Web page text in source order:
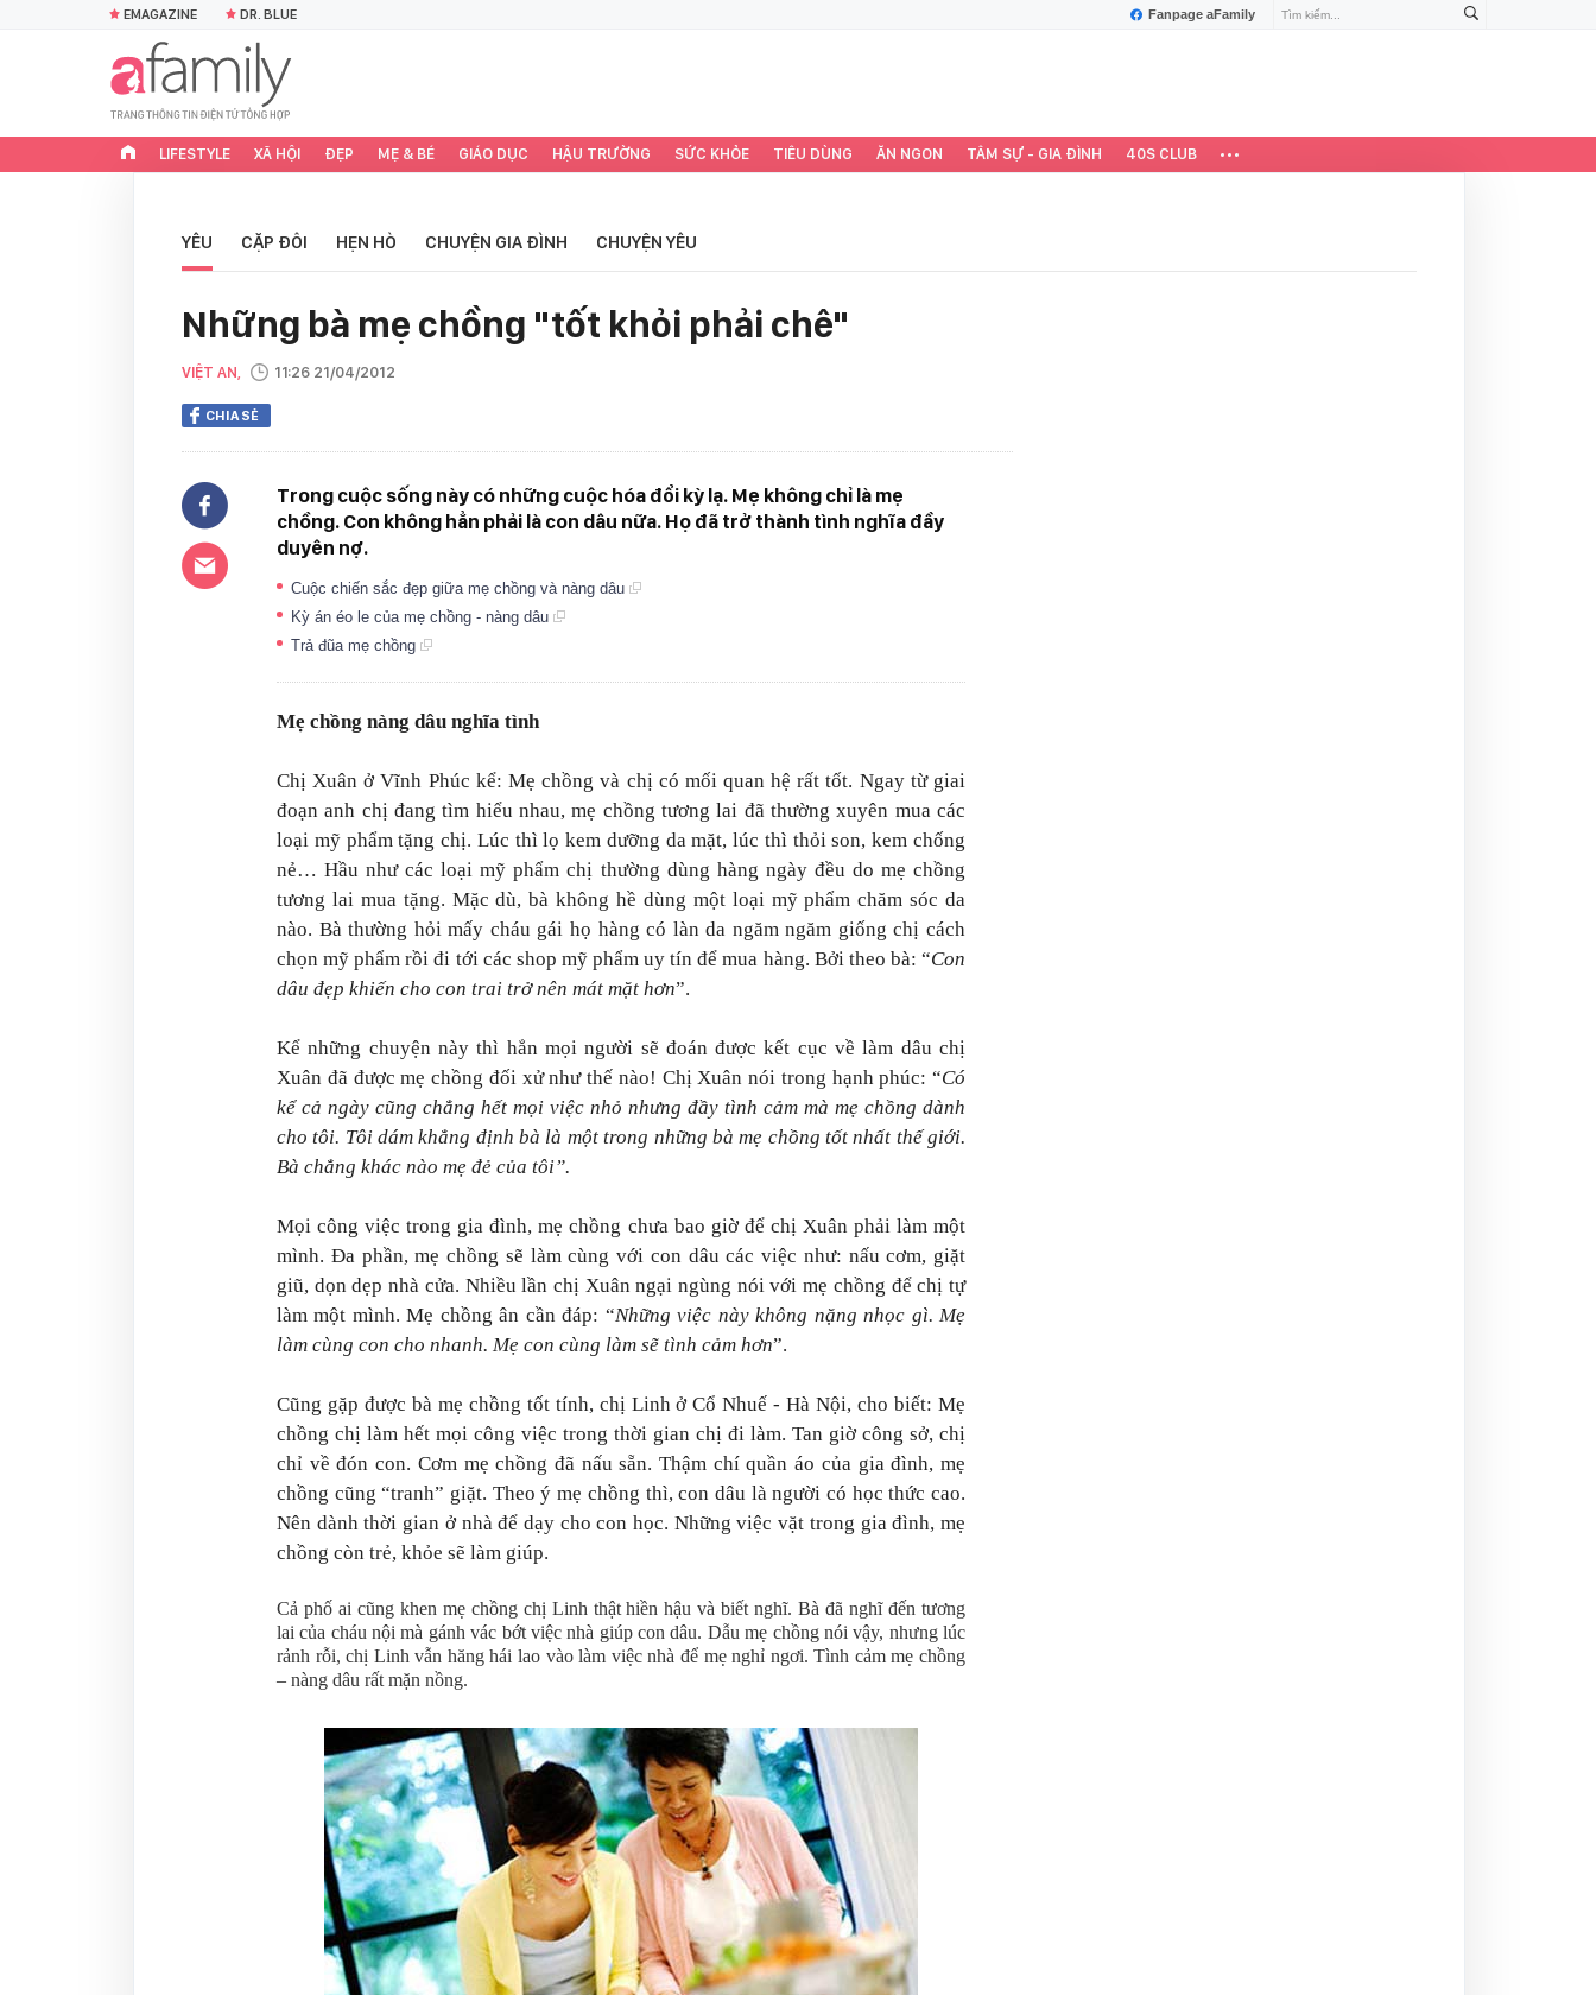
Fanpage aFamily
EMAGAZINE DR. BLUE
LIFESTYLE XÃ HỘI ĐẸP MẸ & BÉ GIÁO DỤC HẬU TRƯỜNG SỨC KHỎE TIÊU DÙNG ĂN NGON TÂM SỰ - GIA ĐÌNH 40S CLUB
YÊU CẶP ĐÔI HẸN HÒ CHUYỆN GIA ĐÌNH CHUYỆN YÊU
Những bà mẹ chồng "tốt khỏi phải chê"
VIỆT AN, 11:26 21/04/2012
CHIA SẺ
Trong cuộc sống này có những cuộc hóa đổi kỳ lạ. Mẹ không chỉ là mẹ
chồng. Con không hẳn phải là con dâu nữa. Họ đã trở thành tình nghĩa đầy
duyên nợ.
Cuộc chiến sắc đẹp giữa mẹ chồng và nàng dâu
Kỳ án éo le của mẹ chồng - nàng dâu
Trả đũa mẹ chồng
Mẹ chồng nàng dâu nghĩa tình
Chị Xuân ở Vĩnh Phúc kể: Mẹ chồng và chị có mối quan hệ rất tốt. Ngay từ giai
đoạn anh chị đang tìm hiểu nhau, mẹ chồng tương lai đã thường xuyên mua các
loại mỹ phẩm tặng chị. Lúc thì lọ kem dưỡng da mặt, lúc thì thỏi son, kem chống
nẻ… Hầu như các loại mỹ phẩm chị thường dùng hàng ngày đều do mẹ chồng
tương lai mua tặng. Mặc dù, bà không hề dùng một loại mỹ phẩm chăm sóc da
nào. Bà thường hỏi mấy cháu gái họ hàng có làn da ngăm ngăm giống chị cách
chọn mỹ phẩm rồi đi tới các shop mỹ phẩm uy tín để mua hàng. Bởi theo bà: “Con
dâu đẹp khiến cho con trai trở nên mát mặt hơn”.
Kể những chuyện này thì hẳn mọi người sẽ đoán được kết cục về làm dâu chị
Xuân đã được mẹ chồng đối xử như thế nào! Chị Xuân nói trong hạnh phúc: “Có
kể cả ngày cũng chẳng hết mọi việc nhỏ nhưng đầy tình cảm mà mẹ chồng dành
cho tôi. Tôi dám khẳng định bà là một trong những bà mẹ chồng tốt nhất thế giới.
Bà chẳng khác nào mẹ đẻ của tôi”.
Mọi công việc trong gia đình, mẹ chồng chưa bao giờ để chị Xuân phải làm một
mình. Đa phần, mẹ chồng sẽ làm cùng với con dâu các việc như: nấu cơm, giặt
giũ, dọn dẹp nhà cửa. Nhiều lần chị Xuân ngại ngùng nói với mẹ chồng để chị tự
làm một mình. Mẹ chồng ân cần đáp: “Những việc này không nặng nhọc gì. Mẹ
làm cùng con cho nhanh. Mẹ con cùng làm sẽ tình cảm hơn”.
Cũng gặp được bà mẹ chồng tốt tính, chị Linh ở Cổ Nhuế - Hà Nội, cho biết: Mẹ
chồng chị làm hết mọi công việc trong thời gian chị đi làm. Tan giờ công sở, chị
chỉ về đón con. Cơm mẹ chồng đã nấu sẵn. Thậm chí quần áo của gia đình, mẹ
chồng cũng “tranh” giặt. Theo ý mẹ chồng thì, con dâu là người có học thức cao.
Nên dành thời gian ở nhà để dạy cho con học. Những việc vặt trong gia đình, mẹ
chồng còn trẻ, khỏe sẽ làm giúp.
Cả phố ai cũng khen mẹ chồng chị Linh thật hiền hậu và biết nghĩ. Bà đã nghĩ đến tương
lai của cháu nội mà gánh vác bớt việc nhà giúp con dâu. Dẫu mẹ chồng nói vậy, nhưng lúc
rảnh rỗi, chị Linh vẫn hăng hái lao vào làm việc nhà để mẹ nghỉ ngơi. Tình cảm mẹ chồng
– nàng dâu rất mặn nồng.